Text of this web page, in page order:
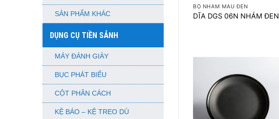
SẢN PHẨM KHÁC
DỤNG CỤ TIỀN SẢNH
MÁY ĐÁNH GIÀY
BỤC PHÁT BIỂU
CỘT PHÂN CÁCH
KỆ BÁO – KỆ TREO DÙ
BỘ NHÁM MÀU ĐEN
DĨA DGS 06N NHÁM ĐEN